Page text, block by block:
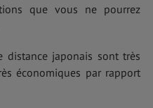
que vous ne pourrez
japonais sont très
économiques par rapport